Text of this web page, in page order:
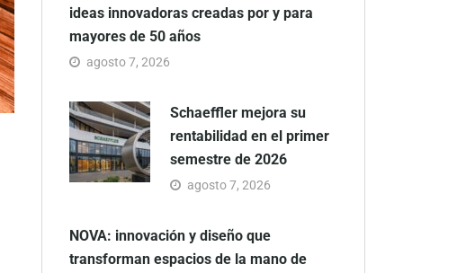
ideas innovadoras creadas por y para
mayores de 50 años
agosto 7, 2026
Schaeffler mejora su
rentabilidad en el primer
semestre de 2026
agosto 7, 2026
NOVA: innovación y diseño que
transforman espacios de la mano de